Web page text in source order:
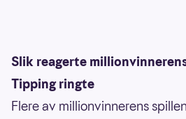
Slik reagerte
Tipping ringte
Flere av millionvinnerens